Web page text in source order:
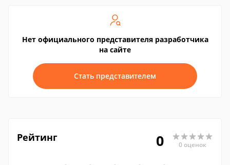
Нет официального представителя разработчика
на сайте
Стать представителем
Рейтинг 0 0 оценок